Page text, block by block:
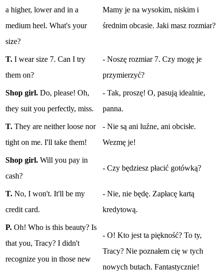
a higher, lower and in a
medium heel. What's your
size?
Mamy je na wysokim, niskim i
średnim obcasie. Jaki masz rozmiar?
T. I wear size 7. Can I try
them on?
- Noszę rozmiar 7. Czy mogę je
przymierzyć?
Shop girl. Do, please! Oh,
they suit you perfectly, miss.
- Tak, proszę! O, pasują idealnie,
panna.
T. They are neither loose nor
tight on me. I'll take them!
- Nie są ani luźne, ani obcisłe.
Wezmę je!
Shop girl. Will you pay in
cash?
- Czy będziesz płacić gotówką?
T. No, I won't. It'll be my
credit card.
- Nie, nie będę. Zapłacę kartą
kredytową.
P. Oh! Who is this beauty? Is
that you, Tracy? I didn't
recognize you in those new
- O! Kto jest ta piękność? To ty,
Tracy? Nie poznałem cię w tych
nowych butach. Fantastycznie!